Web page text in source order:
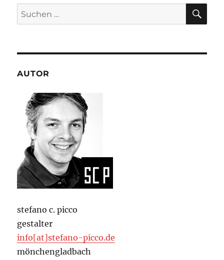
Suchen
nach:
AUTOR
stefano c. picco
gestalter
info[at]stefano-picco.de
mönchengladbach